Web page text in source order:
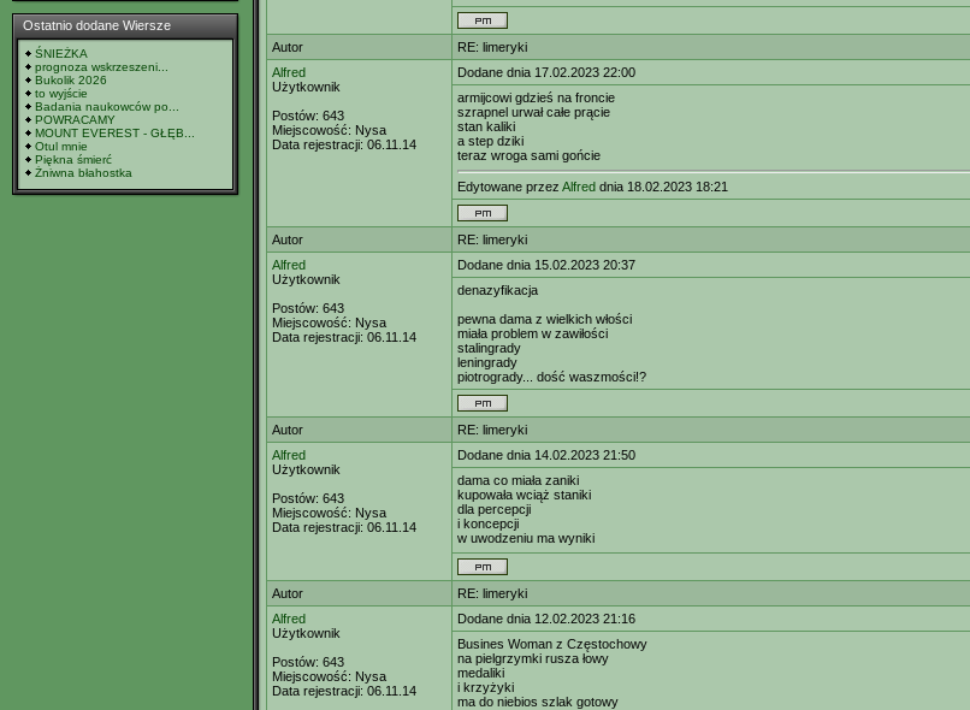
Ostatnio dodane Wiersze
ŚNIEŻKA
prognoza wskrzeszeni...
Bukolik 2026
to wyjście
Badania naukowców po...
POWRACAMY
MOUNT EVEREST - GŁĘB...
Otul mnie
Piękna śmierć
Żniwna błahostka
Autor
RE: limeryki
Alfred
Użytkownik
Postów: 643
Miejscowość: Nysa
Data rejestracji: 06.11.14
Dodane dnia 17.02.2023 22:00
armijcowi gdzieś na froncie
szrapnel urwał całe prącie
stan kaliki
a step dziki
teraz wroga sami gońcie
Edytowane przez Alfred dnia 18.02.2023 18:21
Autor
RE: limeryki
Alfred
Użytkownik
Postów: 643
Miejscowość: Nysa
Data rejestracji: 06.11.14
Dodane dnia 15.02.2023 20:37
denazyfikacja
pewna dama z wielkich włości
miała problem w zawiłości
stalingrady
leningrady
piotrogrady... dość waszmości!?
Autor
RE: limeryki
Alfred
Użytkownik
Postów: 643
Miejscowość: Nysa
Data rejestracji: 06.11.14
Dodane dnia 14.02.2023 21:50
dama co miała zaniki
kupowała wciąż staniki
dla percepcji
i koncepcji
w uwodzeniu ma wyniki
Autor
RE: limeryki
Alfred
Użytkownik
Postów: 643
Miejscowość: Nysa
Data rejestracji: 06.11.14
Dodane dnia 12.02.2023 21:16
Busines Woman z Częstochowy
na pielgrzymki rusza łowy
medaliki
i krzyżyki
ma do niebios szlak gotowy